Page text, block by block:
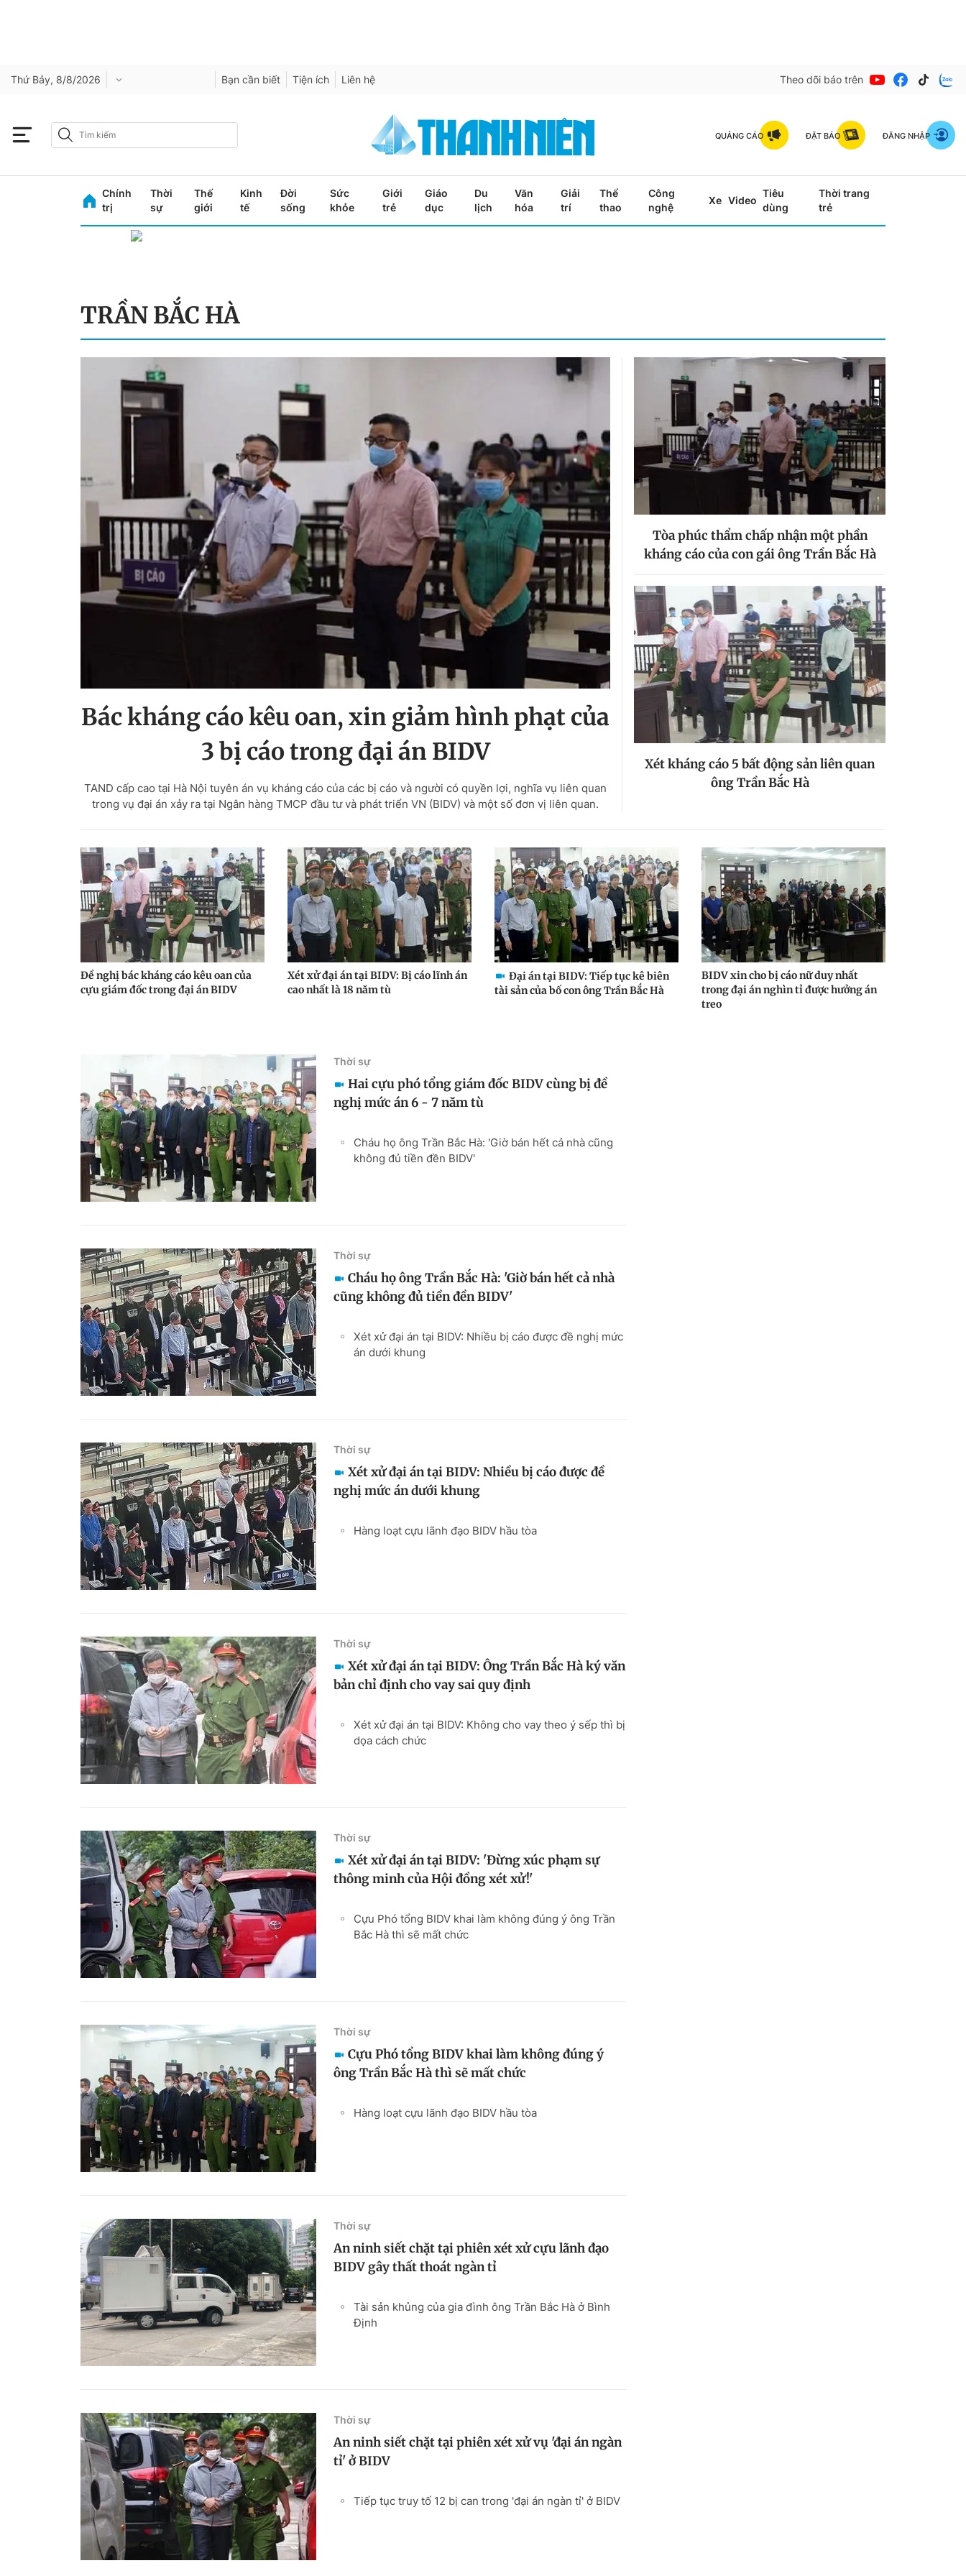
Thứ Bảy, 8/8/2026 Bạn cần biết Tiện ích Liên hệ Theo dõi báo trên
QUẢNG CÁO ĐẶT BÁO ĐĂNG NHẬP
Chính
trị
Thời
sự
Thế
giới
Kinh
tế
Đời
sống
Sức
khỏe
Giới
trẻ
Giáo
dục
Du
lịch
Văn
hóa
Giải
trí
Thể
thao
Công
nghệ
Xe Video
Tiêu
dùng
Thời trang
trẻ
TRẦN BẮC HÀ
Bác kháng cáo kêu oan, xin giảm hình phạt của
3 bị cáo trong đại án BIDV
TAND cấp cao tại Hà Nội tuyên án vụ kháng cáo của các bị cáo và người có quyền lợi, nghĩa vụ liên quan
trong vụ đại án xảy ra tại Ngân hàng TMCP đầu tư và phát triển VN (BIDV) và một số đơn vị liên quan.
Tòa phúc thẩm chấp nhận một phần
kháng cáo của con gái ông Trần Bắc Hà
Xét kháng cáo 5 bất động sản liên quan
ông Trần Bắc Hà
Đề nghị bác kháng cáo kêu oan của
cựu giám đốc trong đại án BIDV
Xét xử đại án tại BIDV: Bị cáo lĩnh án
cao nhất là 18 năm tù
Đại án tại BIDV: Tiếp tục kê biên
tài sản của bố con ông Trần Bắc Hà
BIDV xin cho bị cáo nữ duy nhất
trong đại án nghìn tỉ được hưởng án
treo
Thời sự
Hai cựu phó tổng giám đốc BIDV cùng bị đề
nghị mức án 6 - 7 năm tù
Cháu họ ông Trần Bắc Hà: 'Giờ bán hết cả nhà cũng
không đủ tiền đền BIDV'
Thời sự
Cháu họ ông Trần Bắc Hà: 'Giờ bán hết cả nhà
cũng không đủ tiền đền BIDV'
Xét xử đại án tại BIDV: Nhiều bị cáo được đề nghị mức
án dưới khung
Thời sự
Xét xử đại án tại BIDV: Nhiều bị cáo được đề
nghị mức án dưới khung
Hàng loạt cựu lãnh đạo BIDV hầu tòa
Thời sự
Xét xử đại án tại BIDV: Ông Trần Bắc Hà ký văn
bản chỉ định cho vay sai quy định
Xét xử đại án tại BIDV: Không cho vay theo ý sếp thì bị
dọa cách chức
Thời sự
Xét xử đại án tại BIDV: 'Đừng xúc phạm sự
thông minh của Hội đồng xét xử!'
Cựu Phó tổng BIDV khai làm không đúng ý ông Trần
Bắc Hà thì sẽ mất chức
Thời sự
Cựu Phó tổng BIDV khai làm không đúng ý
ông Trần Bắc Hà thì sẽ mất chức
Hàng loạt cựu lãnh đạo BIDV hầu tòa
Thời sự
An ninh siết chặt tại phiên xét xử cựu lãnh đạo
BIDV gây thất thoát ngàn tỉ
Tài sản khủng của gia đình ông Trần Bắc Hà ở Bình
Định
Thời sự
An ninh siết chặt tại phiên xét xử vụ 'đại án ngàn
tỉ' ở BIDV
Tiếp tục truy tố 12 bị can trong 'đại án ngàn tỉ' ở BIDV